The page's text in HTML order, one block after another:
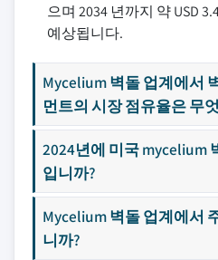
으며 2034 년까지 약 USD
예상됩니다.
Mycelium 벽돌 업계에서
먼트의 시장 점유율은 무
2024년에 미국 mycelium
입니까?
Mycelium 벽돌 업계에서
니까?